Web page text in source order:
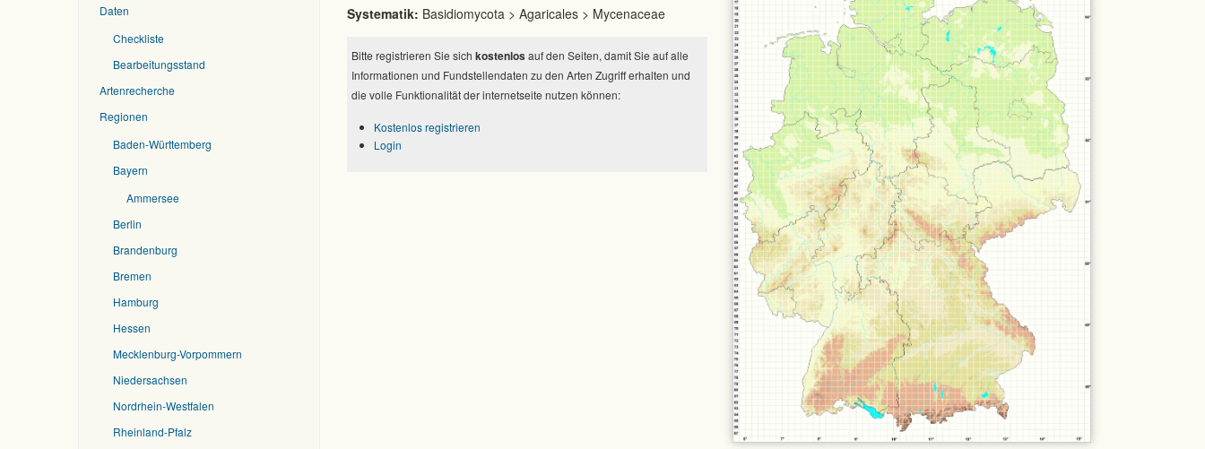
Daten
Checkliste
Bearbeitungsstand
Artenrecherche
Regionen
Baden-Württemberg
Bayern
Ammersee
Berlin
Brandenburg
Bremen
Hamburg
Hessen
Mecklenburg-Vorpommern
Niedersachsen
Nordrhein-Westfalen
Rheinland-Pfalz
Systematik: Basidiomycota > Agaricales > Mycenaceae
Bitte registrieren Sie sich kostenlos auf den Seiten, damit Sie auf alle
Informationen und Fundstellendaten zu den Arten Zugriff erhalten und
die volle Funktionalität der internetseite nutzen können:
Kostenlos registrieren
Login